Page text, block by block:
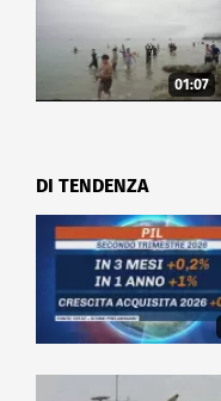
01:07
DI TENDENZA